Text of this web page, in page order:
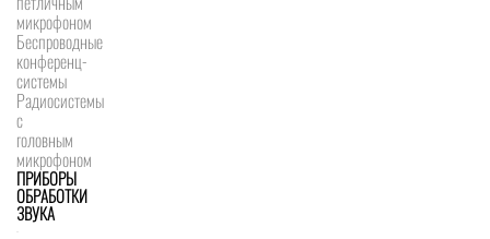
микрофоном
Беспроводные
конференц-
системы
Радиосистемы
с
головным
микрофоном
ПРИБОРЫ
ОБРАБОТКИ
ЗВУКА